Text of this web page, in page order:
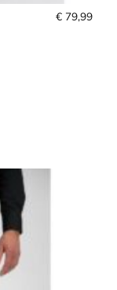
€ 79,99